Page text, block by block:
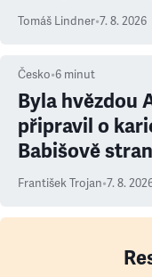
prioritu
Tomáš Lindner•7. 8. 2026
Česko•6 minut
Byla hvězdou
připravil o
Babišově
František Trojan•7. 8.